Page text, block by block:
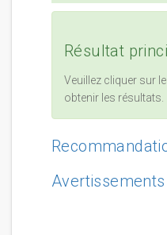
Résultat
Veuillez cliquer sur
obtenir les résultats.